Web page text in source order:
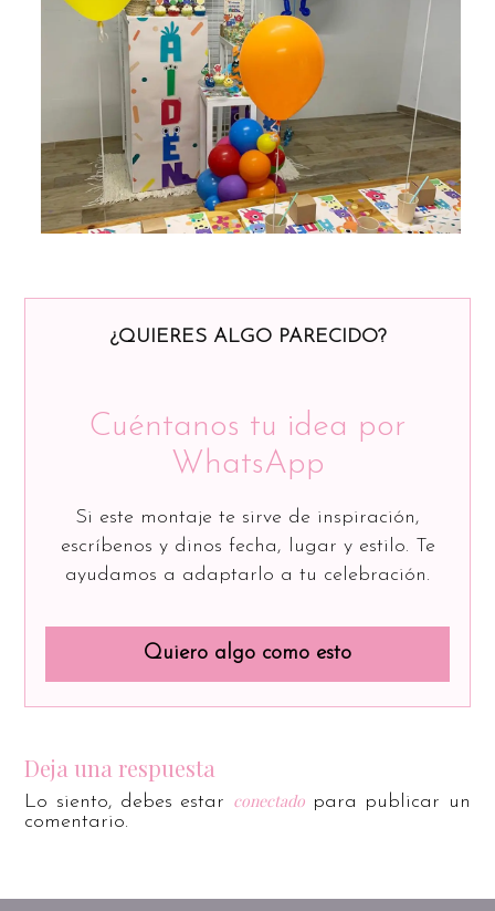
¿QUIERES ALGO PARECIDO?
Cuéntanos tu idea por
WhatsApp
Si este montaje te sirve de inspiración,
escríbenos y dinos fecha, lugar y estilo. Te
ayudamos a adaptarlo a tu celebración.
Quiero algo como esto
Deja una respuesta
Lo siento, debes estar conectadopara publicar un
comentario.